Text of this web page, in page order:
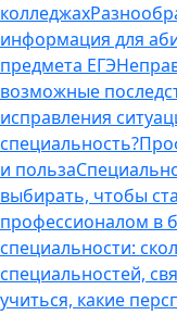
колледжах
информация для
предмета ЕГЭ
возможные
исправления
специальность?
и польза
выбирать, чтобы
профессионалом в
специальности:
специальностей,
учиться, какие